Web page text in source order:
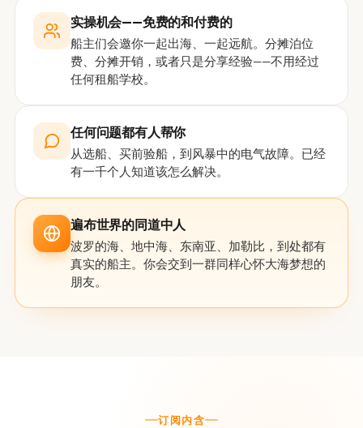
实操机会——免费的和付费的
船主们会邀你一起出海、一起远航。分摊泊位
费、分摊开销，或者只是分享经验——不用经过
任何租船学校。
任何问题都有人帮你
从选船、买前验船，到风暴中的电气故障。已经
有一千个人知道该怎么解决。
遍布世界的同道中人
波罗的海、地中海、东南亚、加勒比，到处都有
真实的船主。你会交到一群同样心怀大海梦想的
朋友。
订阅内含